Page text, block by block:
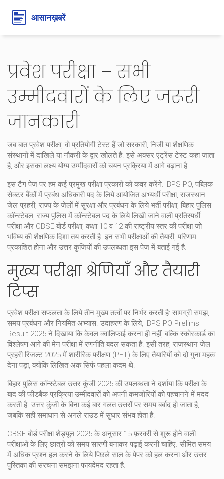
प्रवेश परीक्षा – सभी
उम्मीदवारों के लिए जरूरी
जानकारी
जब बातप्रवेश परीक्षा, वो प्रतियोगी टेस्ट हैं जो सरकारी, निजी या शैक्षणिक
संस्थानों में दाखिले या नौकरी के द्वार खोलते हैं. इसे अक्सर एंट्रेंस टेस्ट कहा जाता
है, और इसका लक्ष्य योग्य उम्मीदवारों को चयन प्रक्रिया में आगे बढ़ाना है.
इस टैग पेज पर हम कई प्रमुख परीक्षा प्रकारों को कवर करेंगे: IBPS PO, पब्लिक
सेक्टर बैंकों में प्रबंध अधिकारी पद के लिये आयोजित अभ्यर्थी परीक्षा, राजस्थान
जेल प्रहरी, राज्य के जेलों में सुरक्षा और प्रबंधन के लिये भर्ती परीक्षा, बिहार पुलिस
कॉन्स्टेबल, राज्य पुलिस में कॉन्स्टेबल पद के लिये लिखी जाने वाली प्रतिस्पर्धी
परीक्षाऔर CBSE बोर्ड परीक्षा, कक्षा 10 व 12 की राष्ट्रीय स्तर की परीक्षा जो
भविष्य की शैक्षणिक दिशा तय करती है. इन सभी परीक्षाओं की तैयारी, परिणाम
प्रकाशित होना और उत्तर कुंजियों की उपलब्धता इस पेज में बताई गई है.
मुख्य परीक्षा श्रेणियाँ और तैयारी
टिप्स
प्रवेश परीक्षासफलताके लिये तीन मुख्य तत्वों पर निर्भर करती है: सामग्री समझ,
समय प्रबंधन और नियमित अभ्यास. उदाहरण के लिये, IBPS PO Prelims
Result 2025 ने दिखाया कि केवल क्वालिफाई करना ही नहीं, बल्कि स्कोरकार्ड का
विश्लेषण आगे की मेन परीक्षा में रणनीति बदल सकता है. इसी तरह, राजस्थान जेल
प्रहरी रिजल्ट 2025 में शारीरिक परीक्षण (PET) के लिए तैयारियों को दो गुना महत्व
देना पड़ा, क्योंकि लिखित अंक सिर्फ पहला कदम थे.
बिहार पुलिस कॉन्स्टेबल उत्तर कुंजी 2025 की उपलब्धता ने दर्शाया कि परीक्षा के
बाद की फीडबैक प्रक्रिया उम्मीदवारों को अपनी कमजोरियों को पहचानने में मदद
करती है. उत्तर कुंजी के बिना कई बार गलत उत्तरों पर समय बर्बाद हो जाता है,
जबकि सही समाधान से अगले राउंड में सुधार संभव होता है.
CBSE बोर्ड परीक्षा शेड्यूल 2025 के अनुसार 15 फ़रवरी से शुरू होने वाली
परीक्षाओं के लिए छात्रों को समय सारणी बनाकर पढ़ाई करनी चाहिए. सीमित समय
में अधिक प्रश्न हल करने के लिये पिछले साल के पेपर को हल करना और उत्तर
पुस्तिका की संरचना समझना फायदेमंद रहता है.